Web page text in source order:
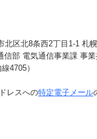
区北8条西2丁目1-1 札
部 電気通信事業課 事業
4705）
レスへの特定電子メール